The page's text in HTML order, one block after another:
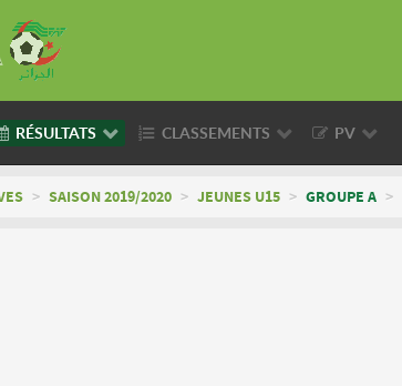
RÉSULTATS CLASSEMENTS PV
> SAISON 2019/2020 > JEUNES U15 > GROUPE A >